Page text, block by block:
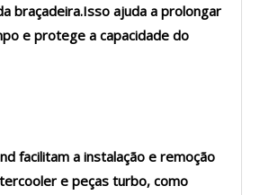
braçadeira.Isso ajuda a prolongar
e protege a capacidade do
facilitam a instalação e remoção
e peças turbo, como